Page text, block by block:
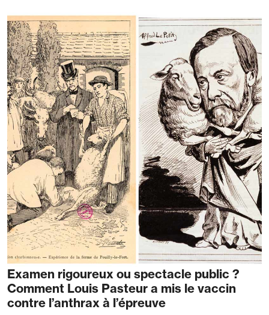
Examen rigoureux ou spectacle public ?
Comment Louis Pasteur a mis le vaccin
contre l’anthrax à l’épreuve